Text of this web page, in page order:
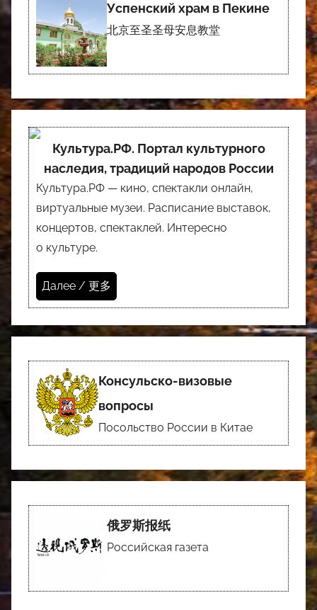
Успенский храм в Пекине
北京至圣圣母安息教堂
Культура.РФ. Портал культурного
наследия, традиций народов России
Культура.РФ — кино, спектакли онлайн,
виртуальные музеи. Расписание выставок,
концертов, спектаклей. Интересно
о культуре.
Далее / 更多
Консульско-визовые
вопросы
Посольство России в Китае
俄罗斯报纸
Российская газета